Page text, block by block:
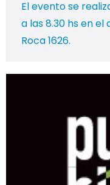
El evento se
a las 8.30 hs en
Roca 1626.